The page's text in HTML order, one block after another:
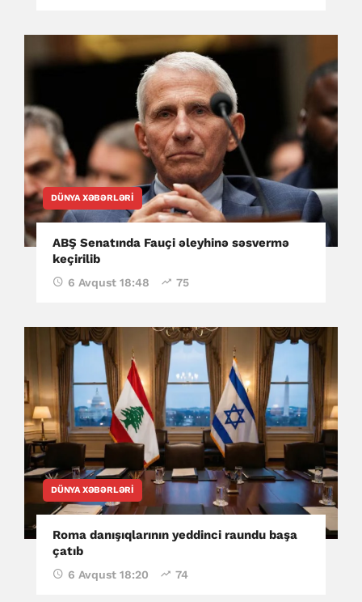
DÜNYA XƏBƏRLƏRI
ABŞ Senatında Fauçi əleyhinə səsvermə
keçirilib
6 Avqust 18:48 75
DÜNYA XƏBƏRLƏRI
Roma danışıqlarının yeddinci raundu başa
çatıb
6 Avqust 18:20 74